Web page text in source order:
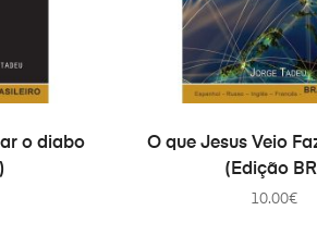
o diabo
COMPRAR
O que Jesus Veio
(Edição
10.00€